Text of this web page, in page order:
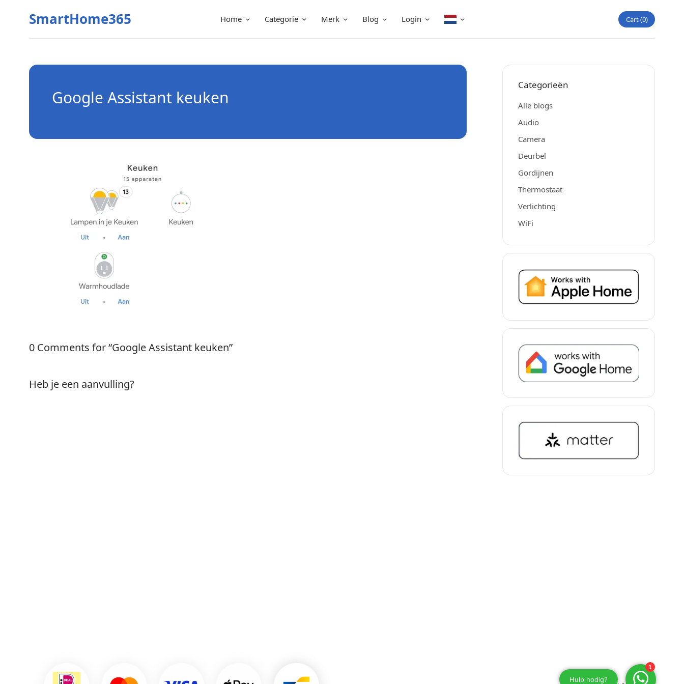
SmartHome365 Home Categorie Merk Blog Login Cart 0
Google Assistant keuken
0 Comments for “Google Assistant keuken”
Heb je een aanvulling?
Categorieën
Alle blogs
Audio
Camera
Deurbel
Gordijnen
Thermostaat
Verlichting
WiFi